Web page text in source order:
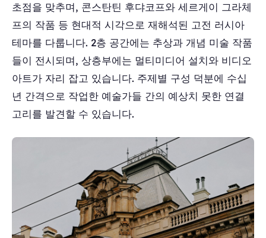
초점을 맞추며, 콘스탄틴 후댜코프와 세르게이 그라체
프의 작품 등 현대적 시각으로 재해석된 고전 러시아
테마를 다룹니다. 2층 공간에는 추상과 개념 미술 작품
들이 전시되며, 상층부에는 멀티미디어 설치와 비디오
아트가 자리 잡고 있습니다. 주제별 구성 덕분에 수십
년 간격으로 작업한 예술가들 간의 예상치 못한 연결
고리를 발견할 수 있습니다.